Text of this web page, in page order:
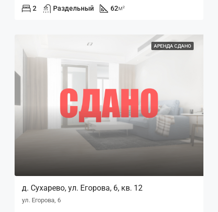
2 Раздельный 62м²
АРЕНДА СДАНО
д. Сухарево, ул. Егорова, 6, кв. 12
ул. Егорова, 6